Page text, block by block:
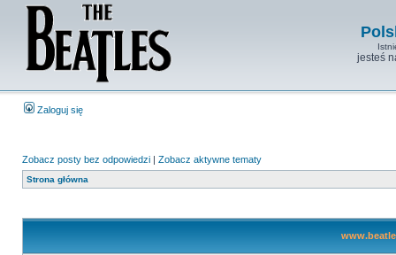
jesteś
Zaloguj się
Zobacz posty bez odpowiedzi | Zobacz aktywne tematy
Strona główna